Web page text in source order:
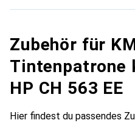
Zubehör für
Tintenpatrone
HP CH 563 EE
Hier findest du passendes